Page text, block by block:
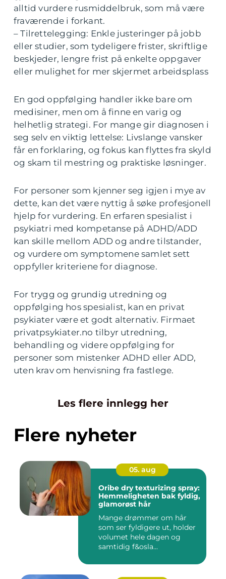
alltid vurdere rusmiddelbruk, som må være
fraværende i forkant.
– Tilrettelegging: Enkle justeringer på jobb
eller studier, som tydeligere frister, skriftlige
beskjeder, lengre frist på enkelte oppgaver
eller mulighet for mer skjermet arbeidsplass
En god oppfølging handler ikke bare om
medisiner, men om å finne en varig og
helhetlig strategi. For mange gir diagnosen i
seg selv en viktig lettelse: Livslange vansker
får en forklaring, og fokus kan flyttes fra skyld
og skam til mestring og praktiske løsninger.
For personer som kjenner seg igjen i mye av
dette, kan det være nyttig å søke profesjonell
hjelp for vurdering. En erfaren spesialist i
psykiatri med kompetanse på ADHD/ADD
kan skille mellom ADD og andre tilstander,
og vurdere om symptomene samlet sett
oppfyller kriteriene for diagnose.
For trygg og grundig utredning og
oppfølging hos spesialist, kan en privat
psykiater være et godt alternativ. Firmaet
privatpsykiater.no tilbyr utredning,
behandling og videre oppfølging for
personer som mistenker ADHD eller ADD,
uten krav om henvisning fra fastlege.
Les flere innlegg her
Flere nyheter
05. aug
Oribe dry texturizing spray:
Hemmeligheten bak fyldig,
glamorøst hår
Mange drømmer om hår
som ser fyldigere ut, holder
volumet hele dagen og
samtidig f&osla...